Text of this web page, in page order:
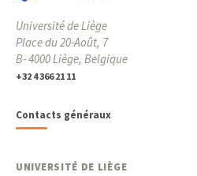
Université de Liège
Place du 20-Août, 7
B- 4000 Liège, Belgique
+32 4 366 21 11
Contacts généraux
UNIVERSITÉ DE LIÈGE